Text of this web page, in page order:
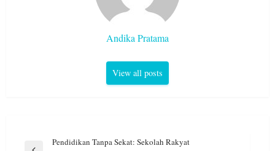
Andika Pratama
View all posts
NavigasiPendidikan Tanpa Sekat: Sekolah Rakyat